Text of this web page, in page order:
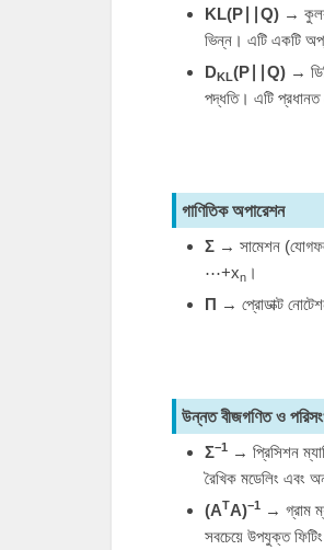
KL(P Q) →
ভিন্ন। এটি একটি
DKL(P Q) →
পদ্ধতি। এটি প্রধানত
গাণিতিক অপারেশন
Σ → সামেশন
⋯+xn ।
Π → প্রোডাক্ট
উন্নত বীজগণিত ও
Σ−1 → প্রিসিশন
রৈখিক মডেলিং এবং
(ATA)−1
→ গ্রাম
সবচেয়ে উপযুক্ত